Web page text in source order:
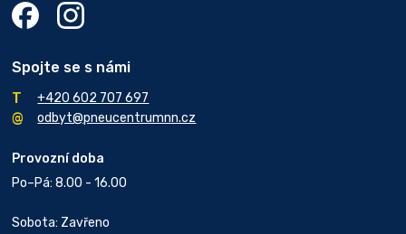
Spojte se s námi
+420 602 707 697
odbyt@pneucentrumnn.cz
Provozní doba
Po–Pá: 8.00 - 16.00
Sobota: Zavřeno